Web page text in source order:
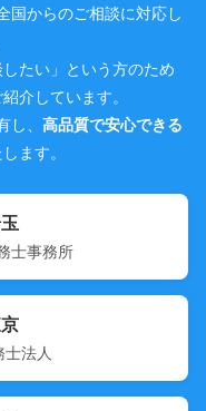
国からのご相談に対応し
たい」という方のため
介しています。
し、 高品質で安心できる
ます。
士事務所
士法人